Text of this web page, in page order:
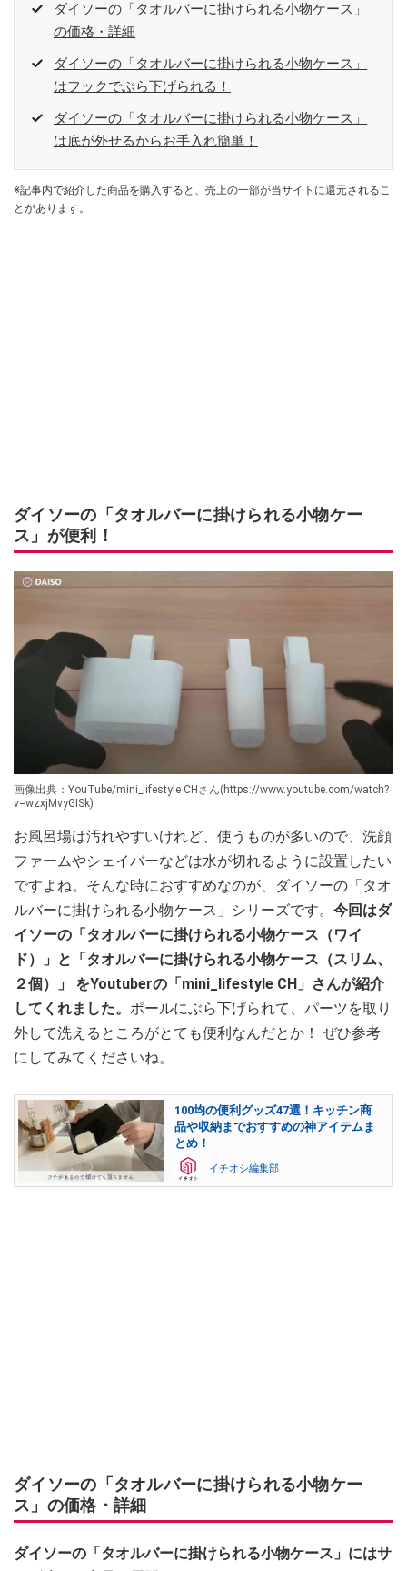
ダイソーの「タオルバーに掛けられる小物ケース」
の価格・詳細
ダイソーの「タオルバーに掛けられる小物ケース」
はフックでぶら下げられる！
ダイソーの「タオルバーに掛けられる小物ケース」
は底が外せるからお手入れ簡単！
※記事内で紹介した商品を購入すると、売上の一部が当サイトに還元されるこ
とがあります。
ダイソーの「タオルバーに掛けられる小物ケー
ス」が便利！
画像出典：YouTube/mini_lifestyle CHさん(https://www.youtube.com/watch?
v=wzxjMvyGISk)
お風呂場は汚れやすいけれど、使うものが多いので、洗顔
ファームやシェイバーなどは水が切れるように設置したい
ですよね。そんな時におすすめなのが、ダイソーの「タオ
ルバーに掛けられる小物ケース」シリーズです。 今回はダ
イソーの「タオルバーに掛けられる小物ケース（ワイ
ド）」と「タオルバーに掛けられる小物ケース（スリム、
２個）」 をYoutuberの「mini_lifestyle CH」さんが紹介
してくれました。 ポールにぶら下げられて、パーツを取り
外して洗えるところがとても便利なんだとか！ ぜひ参考
にしてみてくださいね。
100均の便利グッズ47選！キッチン商
品や収納までおすすめの神アイテムま
とめ！
イチオシ編集部
ダイソーの「タオルバーに掛けられる小物ケー
ス」の価格・詳細
ダイソーの「タオルバーに掛けられる小物ケース」にはサ